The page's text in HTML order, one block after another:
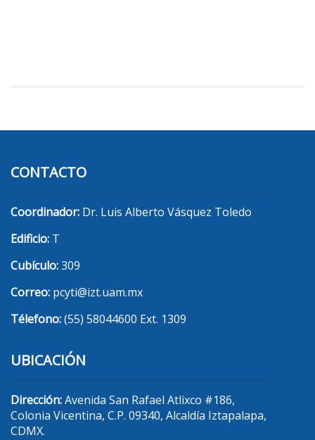
CONTACTO
Coordinador: Dr. Luis Alberto Vásquez Toledo
Edificio: T
Cubículo:309
Correo: pcyti@izt.uam.mx
Télefono:(55) 58044600 Ext. 1309
UBICACIÓN
Dirección:Avenida San Rafael Atlixco #186,
Colonia Vicentina, C.P. 09340, Alcaldía Iztapalapa,
CDMX.